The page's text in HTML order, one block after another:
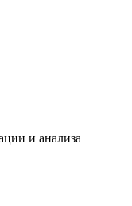
и анализа